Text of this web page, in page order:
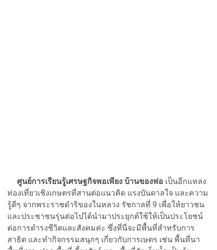
ศูนย์การเรียนรู้เศรษฐกิจพอเพียง บ้านของพ่อ เป็นอีกแหล่ง
ท่องเที่ยวเชิงเกษตรที่สานต่อแนวคิด แรงบันดาลใจ และความ
รู้ดีๆ จากพระราชดำริของในหลวง รัชกาลที่ 9 เพื่อให้ยาวชน
และประชาชนรุ่นต่อไปได้นำมาประยุกต์ใช้ให้เป็นประโยชน์
ต่อการดำรงชีวิตและสังคมค่ะ ซึ่งที่นี่จะมีพื้นที่สำหรับการ
สาธิต และทำกิจกรรมสนุกๆ เกี่ยวกับการเษตร เช่น พื้นที่นา